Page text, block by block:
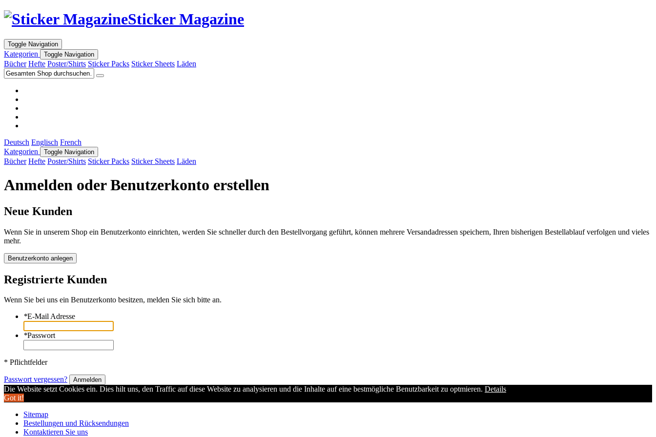
Sticker Magazine
Toggle Navigation
Kategorien Toggle Navigation
Bücher Hefte Poster/Shirts Sticker Packs Sticker Sheets Läden
Deutsch Englisch French
Kategorien
Toggle Navigation
Bücher Hefte Poster/Shirts Sticker Packs Sticker Sheets Läden
Anmelden oder Benutzerkonto erstellen
Neue Kunden
Wenn Sie in unserem Shop ein Benutzerkonto einrichten, werden Sie schneller durch den Bestellvorgang geführt, können mehrere Versandadressen speichern, Ihren bisherigen Bestellablauf verfolgen und vieles
mehr.
Benutzerkonto anlegen
Registrierte Kunden
Wenn Sie bei uns ein Benutzerkonto besitzen, melden Sie sich bitte an.
*E-Mail Adresse
*Passwort
* Pflichtfelder
Passwort vergessen? Anmelden
Die Website setzt Cookies ein. Dies hilt uns, den Traffic auf diese Website zu analysieren und die Inhalte auf eine bestmögliche Benutzbarkeit zu optmieren. Details
Got it!
Sitemap
Bestellungen und Rücksendungen
Kontaktieren Sie uns